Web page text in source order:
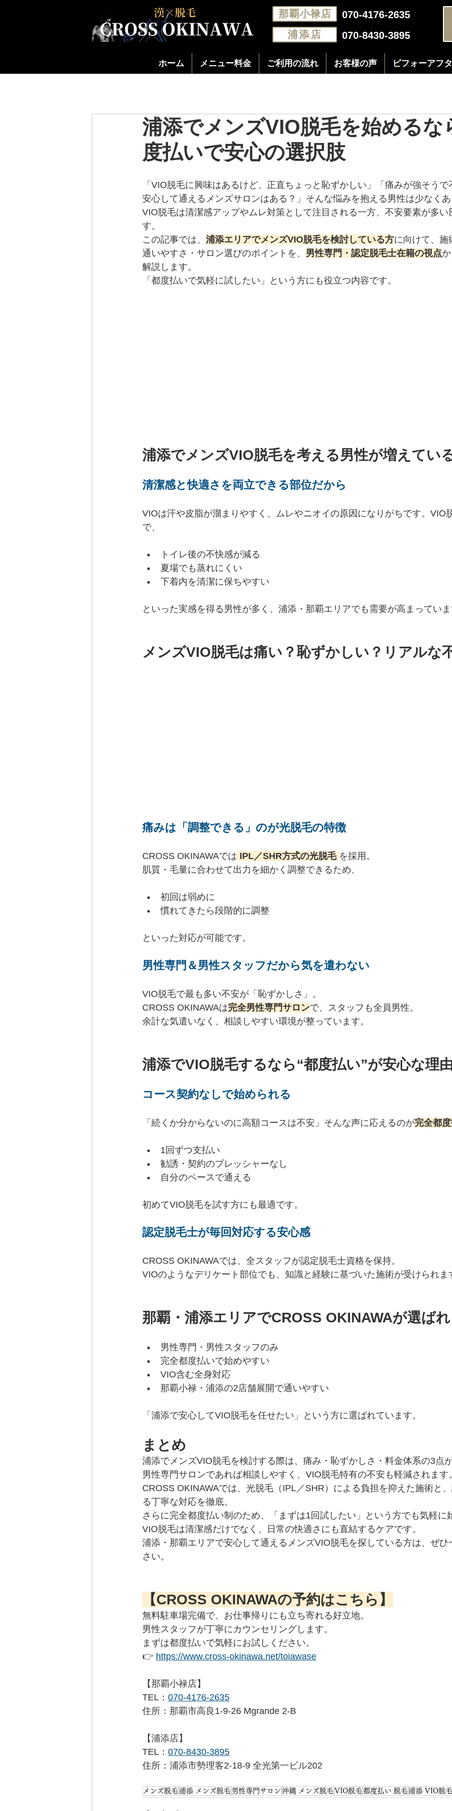
那覇小禄店
070-4176-2635
浦添店
070-8430-3895
ホーム メニュー料金 ご利用の流れ お客様の声 ビフォーアフ
浦添でメンズVIO脱毛を始めるな
度払いで安心の選択肢
「VIO脱毛に興味はあるけど、正直ちょっと恥ずかしい」「痛みが強そう
安心して通えるメンズサロンはある？」そんな悩みを抱える男性は少なくあ
VIO脱毛は清潔感アップやムレ対策として注目される一方、不安要素が多い
す。
この記事では、 浦添エリアでメンズVIO脱毛を検討している方に向けて、施
通いやすさ・サロン選びのポイントを、 男性専門・認定脱毛士在籍の視点
解説します。
「都度払いで気軽に試したい」という方にも役立つ内容です。
浦添でメンズVIO脱毛を考える男性が増えてい
清潔感と快適さを両立できる部位だから
VIOは汗や皮脂が溜まりやすく、ムレやニオイの原因になりがちです。VIO
で、
トイレ後の不快感が減る
夏場でも蒸れにくい
下着内を清潔に保ちやすい
といった実感を得る男性が多く、浦添・那覇エリアでも需要が高まっていま
メンズVIO脱毛は痛い？恥ずかしい？リアルな
痛みは「調整できる」のが光脱毛の特徴
CROSS OKINAWAでは IPL／SHR方式の光脱毛 を採用。
肌質・毛量に合わせて出力を細かく調整できるため、
初回は弱めに
慣れてきたら段階的に調整
といった対応が可能です。
男性専門＆男性スタッフだから気を遣わない
VIO脱毛で最も多い不安が「恥ずかしさ」。
CROSS OKINAWAは完全男性専門サロンで、スタッフも全員男性。
余計な気遣いなく、相談しやすい環境が整っています。
浦添でVIO脱毛するなら“都度払い”が安心な理
コース契約なしで始められる
「続くか分からないのに高額コースは不安」そんな声に応えるのが完全都
1回ずつ支払い
勧誘・契約のプレッシャーなし
自分のペースで通える
初めてVIO脱毛を試す方にも最適です。
認定脱毛士が毎回対応する安心感
CROSS OKINAWAでは、全スタッフが認定脱毛士資格を保持。
VIOのようなデリケート部位でも、知識と経験に基づいた施術が受けられま
那覇・浦添エリアでCROSS OKINAWAが選ば
男性専門・男性スタッフのみ
完全都度払いで始めやすい
VIO含む全身対応
那覇小禄・浦添の2店舗展開で通いやすい
「浦添で安心してVIO脱毛を任せたい」という方に選ばれています。
まとめ
浦添でメンズVIO脱毛を検討する際は、痛み・恥ずかしさ・料金体系の3点が
男性専門サロンであれば相談しやすく、VIO脱毛特有の不安も軽減されます。
CROSS OKINAWAでは、光脱毛（IPL／SHR）による負担を抑えた施術と
る丁寧な対応を徹底。
さらに完全都度払い制のため、「まずは1回試したい」という方でも気軽に
VIO脱毛は清潔感だけでなく、日常の快適さにも直結するケアです。
浦添・那覇エリアで安心して通えるメンズVIO脱毛を探している方は、ぜひ
さい。
【CROSS OKINAWAの予約はこちら】
無料駐車場完備で、お仕事帰りにも立ち寄れる好立地。
男性スタッフが丁寧にカウンセリングします。
まずは都度払いで気軽にお試しください。
👉 https://www.cross-okinawa.net/toiawase
【那覇小禄店】
TEL： 070-4176-2635
住所：那覇市高良1-9-26 Mgrande 2-B
【浦添店】
TEL： 070-8430-3895
住所：浦添市勢理客2-18-9 全光第一ビル202
メンズ脱毛 浦添 メンズ脱毛 男性専門サロン 沖縄 メンズ脱毛 VIO脱毛 都度払い 脱毛 浦添 VIO脱